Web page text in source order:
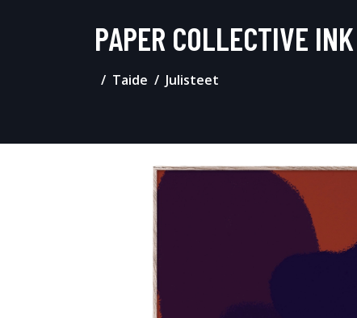
PAPER COLLECTIVE
Taide Julisteet